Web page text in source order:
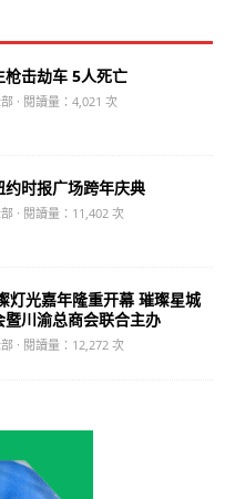
击劫车 5人死亡
· 閱讀量：4,021 次
时报广场跨年庆典
· 閱讀量：11,402 次
灯光嘉年隆重开幕 璀璨星城
川渝总商会联合主办
· 閱讀量：12,272 次